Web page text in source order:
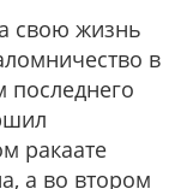
свою жизнь
в
ракаате
а во втором